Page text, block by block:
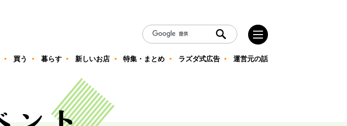
買う 暮らす 新しいお店 特集・まとめ ラズダ式広告 運営元の話